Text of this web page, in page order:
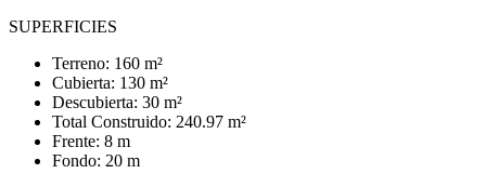
SUPERFICIES
Terreno: 160 m²
Cubierta: 130 m²
Descubierta: 30 m²
Total Construido: 240.97 m²
Frente: 8 m
Fondo: 20 m